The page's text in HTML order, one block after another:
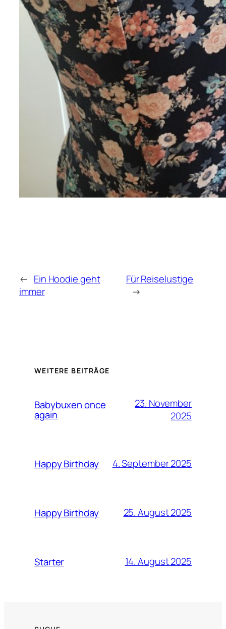
← Ein Hoodie geht
immer
Für Reiselustige
→
WEITERE BEITRÄGE
Babybuxen once
again
23. November
2025
Happy Birthday 4. September 2025
Happy Birthday 25. August 2025
Starter 14. August 2025